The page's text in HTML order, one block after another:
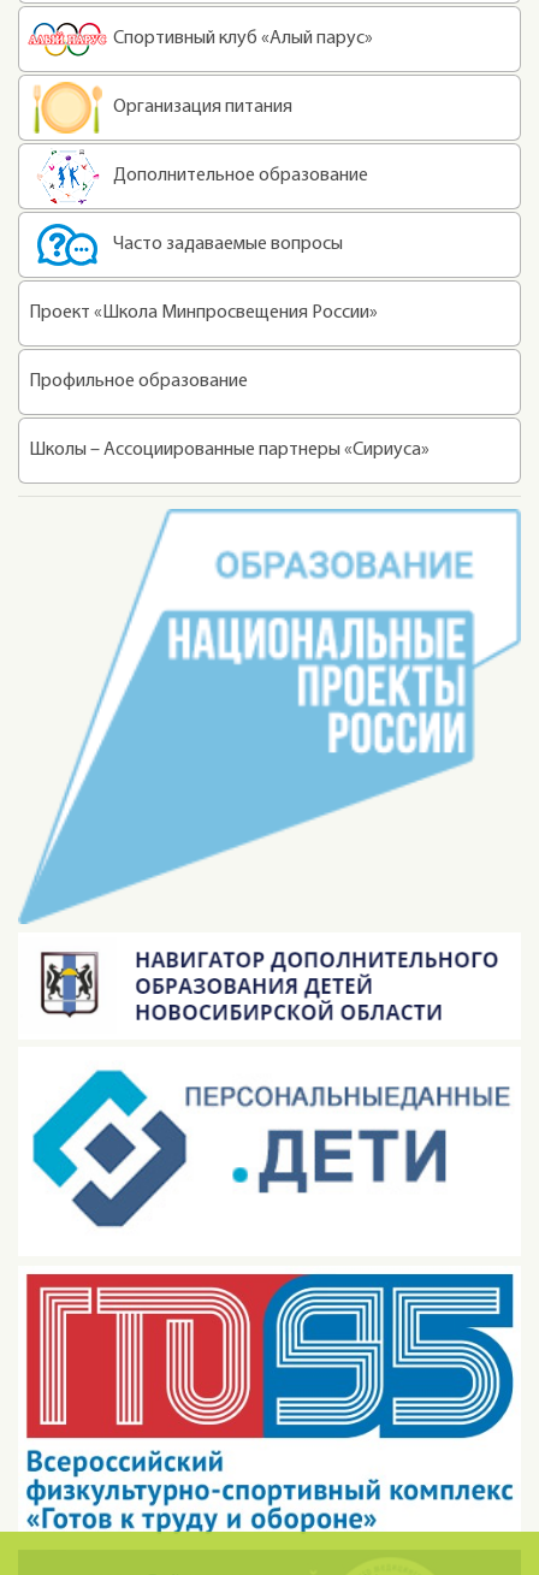
Спортивный клуб «Алый парус»
Организация питания
Дополнительное образование
Часто задаваемые вопросы
Проект «Школа Минпросвещения России»
Профильное образование
Школы – Ассоциированные партнеры «Сириуса»